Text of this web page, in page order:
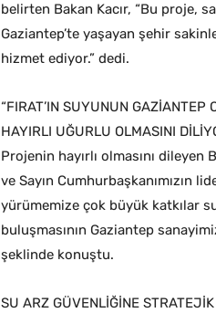
belirten Bakan Kacır, “Bu proje,
Gaziantep’te yaşayan şehir
hizmet ediyor.” dedi.
“FIRAT’IN SUYUNUN
HAYIRLI UĞURLU OLMASINI
Projenin hayırlı olmasını
ve Sayın Cumhurbaşkanımızın
yürümemize çok büyük katkılar
buluşmasının Gaziantep
şeklinde konuştu.
SU ARZ GÜVENLİĞİNE